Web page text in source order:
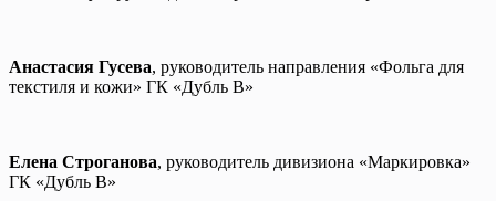
Анастасия Гусева, руководитель направления «Фольга для
текстиля и кожи» ГК «Дубль В»
Елена Строганова, руководитель дивизиона «Маркировка»
ГК «Дубль В»